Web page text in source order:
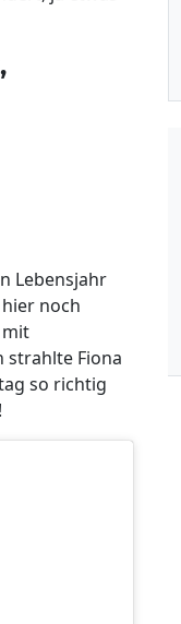
Lebensjahr
noch
mit
strahlte Fiona
so richtig